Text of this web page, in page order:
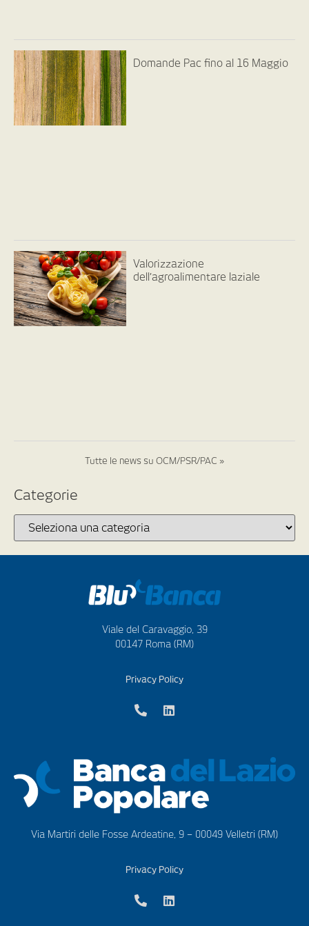
Domande Pac fino al 16 Maggio
Valorizzazione
dell’agroalimentare laziale
Tutte le news su OCM/PSR/PAC »
Categorie
Viale del Caravaggio, 39
00147 Roma (RM)
Privacy Policy
Via Martiri delle Fosse Ardeatine, 9 – 00049 Velletri (RM)
Privacy Policy